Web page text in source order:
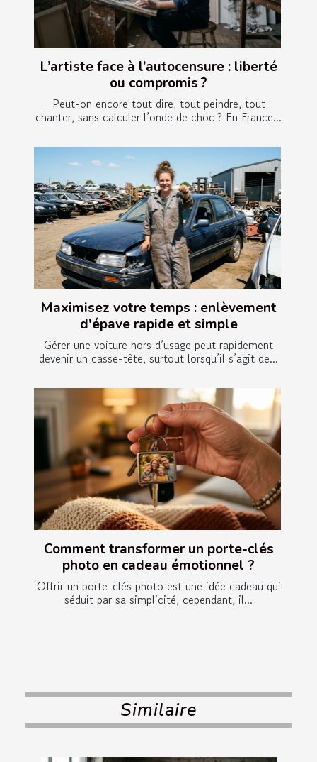
L’artiste face à l’autocensure : liberté
ou compromis ?
Peut-on encore tout dire, tout peindre, tout
chanter, sans calculer l’onde de choc ? En France...
Maximisez votre temps : enlèvement
d'épave rapide et simple
Gérer une voiture hors d’usage peut rapidement
devenir un casse-tête, surtout lorsqu’il s’agit de...
Comment transformer un porte-clés
photo en cadeau émotionnel ?
Offrir un porte-clés photo est une idée cadeau qui
séduit par sa simplicité, cependant, il...
Similaire